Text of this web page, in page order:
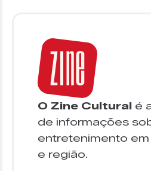
O Zine Cultural é
de informações
entretenimento em
e região.